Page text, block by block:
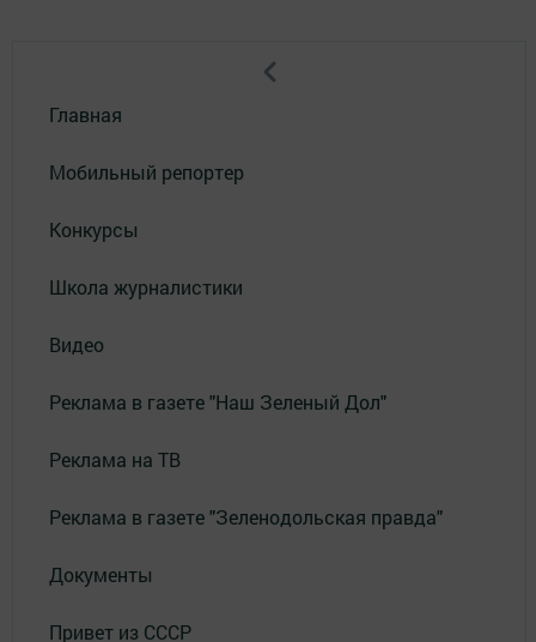
Главная
Мобильный репортер
Конкурсы
Школа журналистики
Видео
Реклама в газете "Наш Зеленый Дол"
Реклама на ТВ
Реклама в газете "Зеленодольская правда"
Документы
Привет из СССР